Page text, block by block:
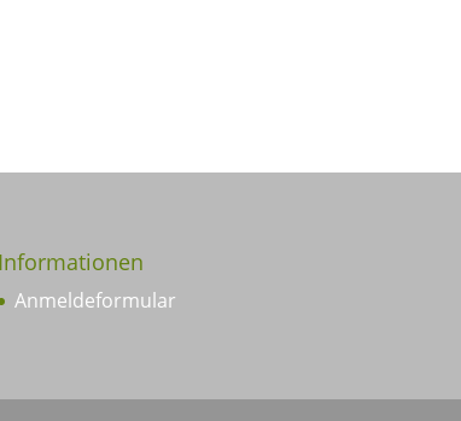
Informationen
Anmeldeformular